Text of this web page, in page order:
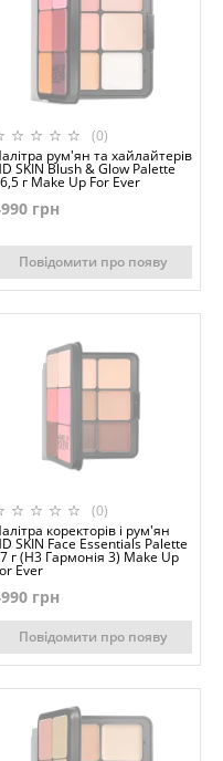
(0)
рум'ян та хайлайтерів
SKIN Blush & Glow Palette
г Make Up For Ever
грн
Повідомити про появу
(0)
коректорів і рум'ян
SKIN Face Essentials Palette
г (H3 Гармонія 3) Make Up
Ever
грн
Повідомити про появу